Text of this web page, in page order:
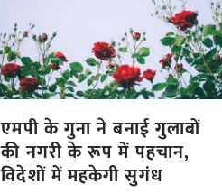
एमपी के गुना ने बनाई गुलाबों
की नगरी के रूप में पहचान,
विदेशों में महकेगी सुगंध